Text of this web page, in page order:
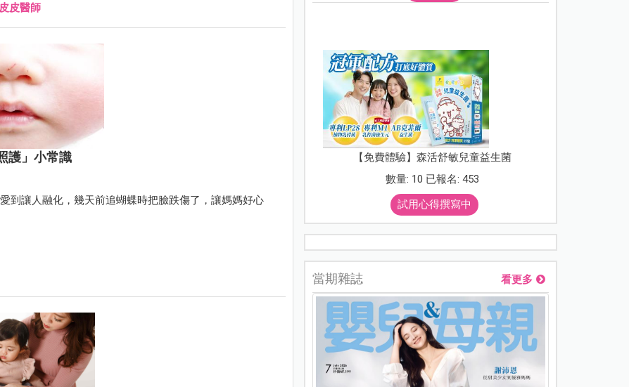
皮皮醫師
護」小常識
到讓人融化，幾天前追蝴蝶時把臉跌傷了，讓媽媽好心
【免費體驗】森活舒敏兒童益生菌
數量: 10 已報名: 453
試用心得撰寫中
當期雜誌 看更多